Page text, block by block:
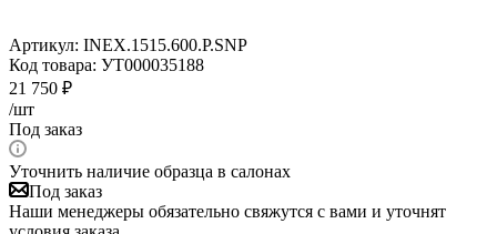
Артикул: INEX.1515.600.P.SNP
Код товара: УТ000035188
21 750 ₽
/шт
Под заказ
Уточнить наличие образца в салонах
Под заказ
Наши менеджеры обязательно свяжутся с вами и уточнят